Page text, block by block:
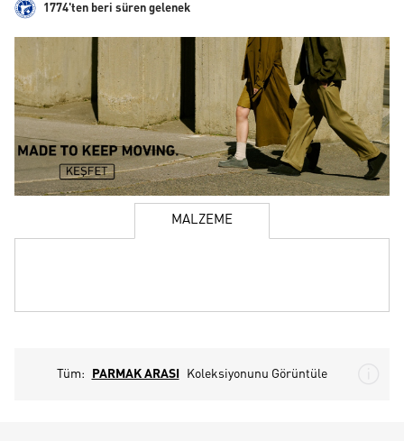
1774'ten beri süren gelenek
MALZEME
Tüm: PARMAK ARASI Koleksiyonunu Görüntüle